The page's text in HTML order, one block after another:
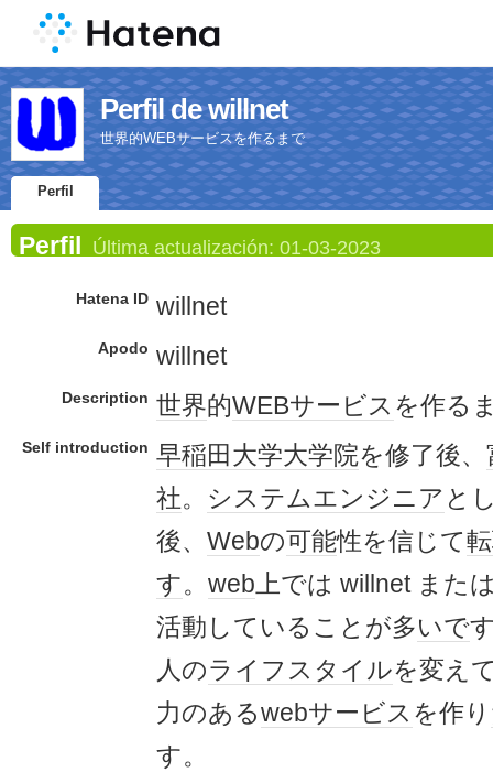
Perfil de willnet
世界的WEBサービスを作るまで
Perfil
Perfil Última actualización: 01-03-2023
Hatena ID willnet
Apodo willnet
Description 世界的WEBサービス を作る
Self introduction 早稲田大学大学院を修了後、
社。 システムエンジニア と
後、 Webの可能性を信じて
す。 web上では willnet また
活動していることが多いで
人のライフスタイルを変え
力のあるwebサービス を作り
す。